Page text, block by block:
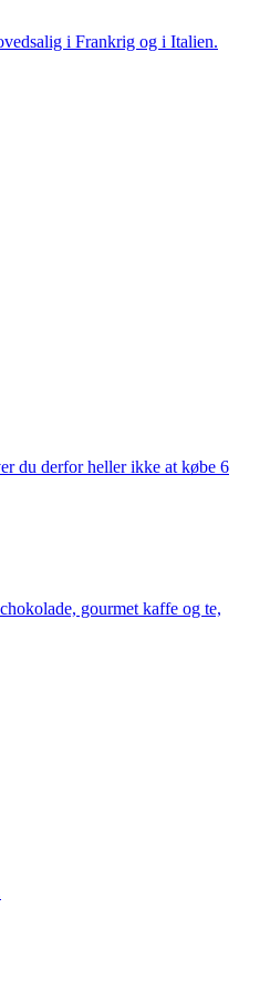
i Frankrig og i Italien.
du derfor heller ikke at købe 6
gourmet kaffe og te,